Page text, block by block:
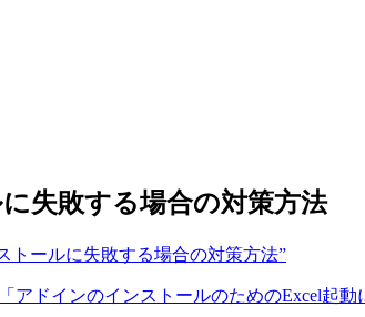
失敗する場合の対策方法
トールに失敗する場合の対策方法”
アドインのインストールのためのExcel起